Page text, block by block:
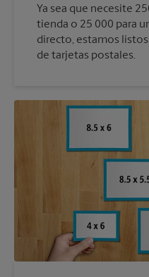
Ya sea que necesite
tienda o 25 000 para
directo, estamos
de tarjetas postales.